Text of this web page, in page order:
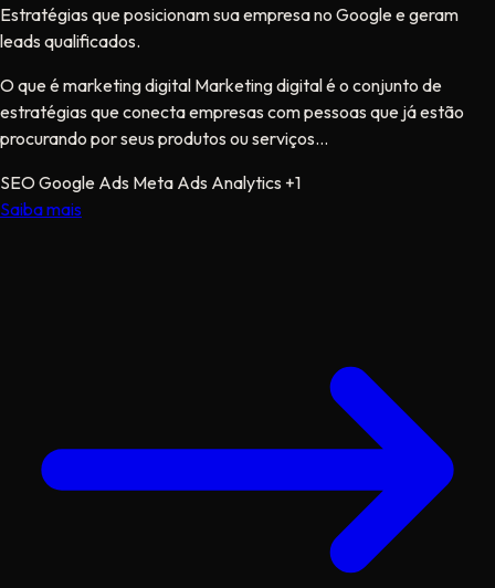
Estratégias que posicionam sua empresa no Google e geram
leads qualificados.
O que é marketing digital Marketing digital é o conjunto de
estratégias que conecta empresas com pessoas que já estão
procurando por seus produtos ou serviços...
SEOGoogle Ads Meta Ads Analytics +1
Saiba mais